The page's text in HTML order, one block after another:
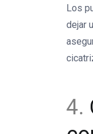
Los
dejar
4.